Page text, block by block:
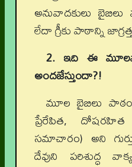
అనువాదకులు
లేదా గ్రీకు పాఠాన్ని
2. ఇది ఈ
అందజేస్తుందా?!
మూల బైబిలు
ప్రేరేపిత,
సమాచారం) అని
దేవుని పరిశుద్ధ